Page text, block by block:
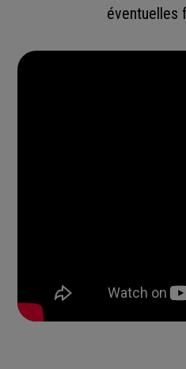
éventuelles